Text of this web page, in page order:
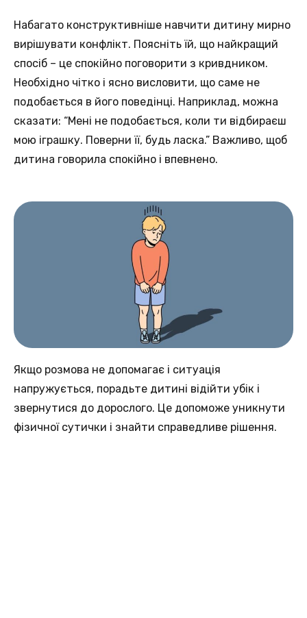
Набагато конструктивніше навчити дитину мирно
вирішувати конфлікт. Поясніть їй, що найкращий
спосіб – це спокійно поговорити з кривдником.
Необхідно чітко і ясно висловити, що саме не
подобається в його поведінці. Наприклад, можна
сказати: “Мені не подобається, коли ти відбираєш
мою іграшку. Поверни її, будь ласка.” Важливо, щоб
дитина говорила спокійно і впевнено.
Якщо розмова не допомагає і ситуація
напружується, порадьте дитині відійти убік і
звернутися до дорослого. Це допоможе уникнути
фізичної сутички і знайти справедливе рішення.